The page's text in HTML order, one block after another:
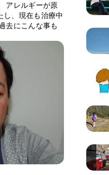
アレルギーが原
し、現在も治療中
去にこんな事も